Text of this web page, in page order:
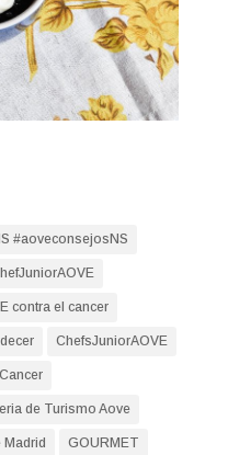
#aoveconsejosNS
contra el cancer
ChefsJuniorAOVE
de Turismo Aove
Madrid GOURMET